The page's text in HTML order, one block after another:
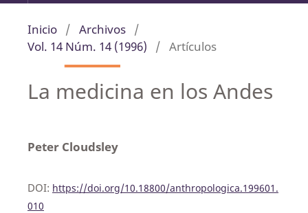
Inicio / Archivos /
Vol. 14 Núm. 14 (1996)
/ Artículos
La medicina en los Andes
Peter Cloudsley
DOI: https://doi.org/10.18800/anthropologica.199601.
010